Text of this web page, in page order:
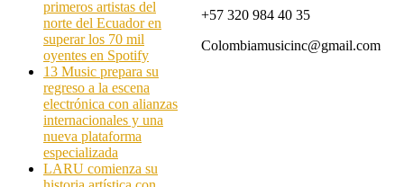
primeros artistas del
norte del Ecuador en
superar los 70 mil
oyentes en Spotify
13 Music prepara su
regreso a la escena
electrónica con alianzas
internacionales y una
nueva plataforma
especializada
LARU comienza su
+57 320 984 40 35
Colombiamusicinc@gmail.com